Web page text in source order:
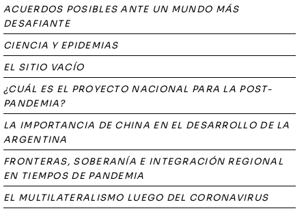
ACUERDOS POSIBLES ANTE UN MUNDO MÁS
DESAFIANTE
CIENCIA Y EPIDEMIAS
EL SITIO VACÍO
¿CUÁL ES EL PROYECTO NACIONAL PARA LA POST-
PANDEMIA?
LA IMPORTANCIA DE CHINA EN EL DESARROLLO DE LA
ARGENTINA
FRONTERAS, SOBERANÍA E INTEGRACIÓN REGIONAL
EN TIEMPOS DE PANDEMIA
EL MULTILATERALISMO LUEGO DEL CORONAVIRUS